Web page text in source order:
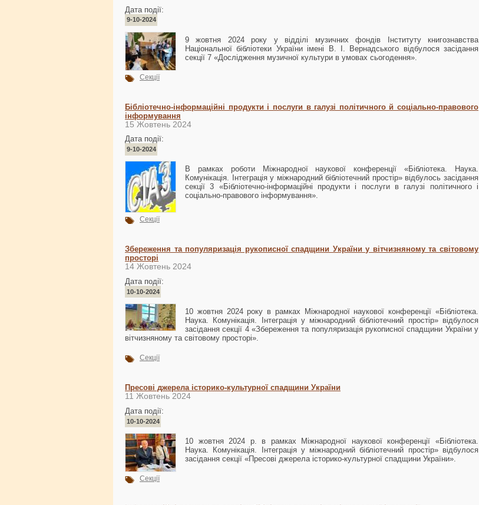
Дата події:
9-10-2024
9 жовтня 2024 року у відділі музичних фондів Інституту книгознавства
Національної бібліотеки України імені В. І. Вернадського відбулося засідання
секції 7 «Дослідження музичної культури в умовах сьогодення».
Секції
Бібліотечно-інформаційні продукти і послуги в галузі політичного й соціально-правового
інформування
15 Жовтень 2024
Дата події:
9-10-2024
В рамках роботи Міжнародної наукової конференції «Бібліотека. Наука.
Комунікація. Інтеграція у міжнародний бібліотечний простір» відбулось засідання
секції 3 «Бібліотечно-інформаційні продукти і послуги в галузі політичного і
соціально-правового інформування».
Секції
Збереження та популяризація рукописної спадщини України у вітчизняному та світовому
просторі
14 Жовтень 2024
Дата події:
10-10-2024
10 жовтня 2024 року в рамках Міжнародної наукової конференції «Бібліотека.
Наука. Комунікація. Інтеграція у міжнародний бібліотечний простір» відбулося
засідання секції 4 «Збереження та популяризація рукописної спадщини України у
вітчизняному та світовому просторі».
Секції
Пресові джерела історико-культурної спадщини України
11 Жовтень 2024
Дата події:
10-10-2024
10 жовтня 2024 р. в рамках Міжнародної наукової конференції «Бібліотека.
Наука. Комунікація. Інтеграція у міжнародний бібліотечний простір» відбулося
засідання секції «Пресові джерела історико-культурної спадщини України».
Секції